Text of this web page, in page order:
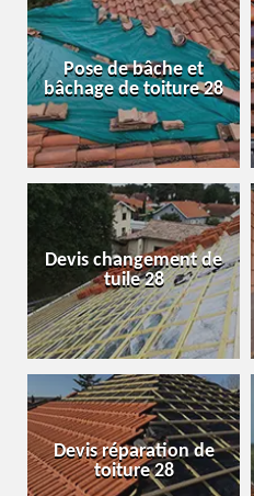
Pose de bâche et
bâchage de toiture 28
Devis changement de
tuile 28
Devis réparation de
toiture 28